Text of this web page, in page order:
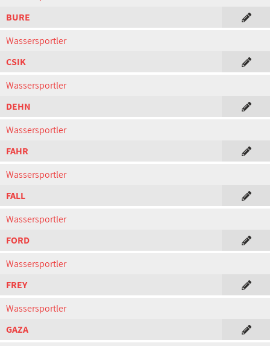
BURE
Wassersportler
CSIK
Wassersportler
DEHN
Wassersportler
FAHR
Wassersportler
FALL
Wassersportler
FORD
Wassersportler
FREY
Wassersportler
GAZA